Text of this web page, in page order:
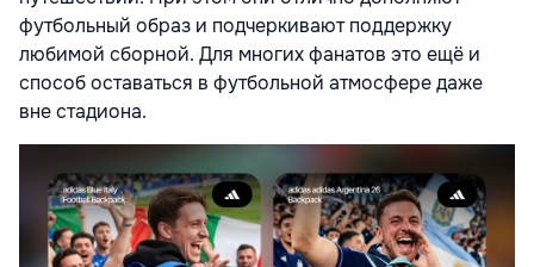
футбольный образ и подчеркивают поддержку
любимой сборной. Для многих фанатов это ещё и
способ оставаться в футбольной атмосфере даже
вне стадиона.